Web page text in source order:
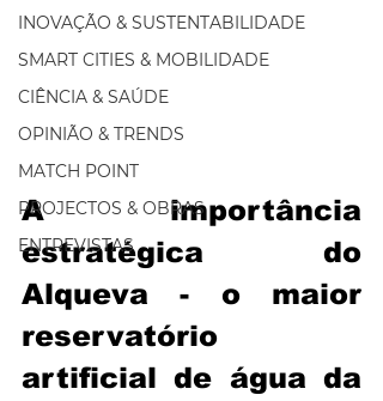
INOVAÇÃO & SUSTENTABILIDADE
SMART CITIES & MOBILIDADE
CIÊNCIA & SAÚDE
OPINIÃO & TRENDS
MATCH POINT
PROJECTOS & OBRAS
ENTREVISTAS
A importância
estratégica do
Alqueva - o maior
reservatório
artificial de água da